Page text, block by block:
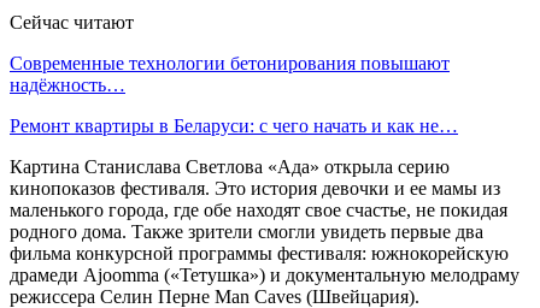
Сейчас читают
Современные технологии бетонирования повышают
надёжность…
Ремонт квартиры в Беларуси: с чего начать и как не…
Картина Станислава Светлова «Ада» открыла серию
кинопоказов фестиваля. Это история девочки и ее мамы из
маленького города, где обе находят свое счастье, не покидая
родного дома. Также зрители смогли увидеть первые два
фильма конкурсной программы фестиваля: южнокорейскую
драмеди Ajoomma («Тетушка») и документальную мелодраму
режиссера Селин Перне Man Caves (Швейцария).